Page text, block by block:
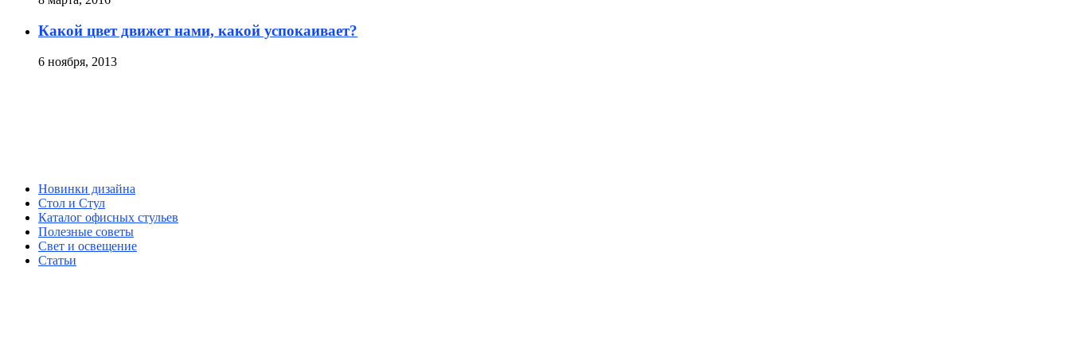
Какой цвет движет нами, какой успокаивает?
6 ноября, 2013
Новинки дизайна
Стол и Стул
Каталог офисных стульев
Полезные советы
Свет и освещение
Статьи